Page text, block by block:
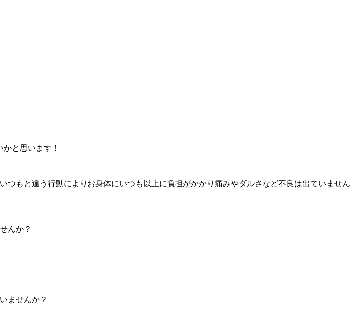
と思います！
もと違う行動によりお身体にいつも以上に負担がかかり痛みやダルさなど不良は出ていません
んか？
ませんか？